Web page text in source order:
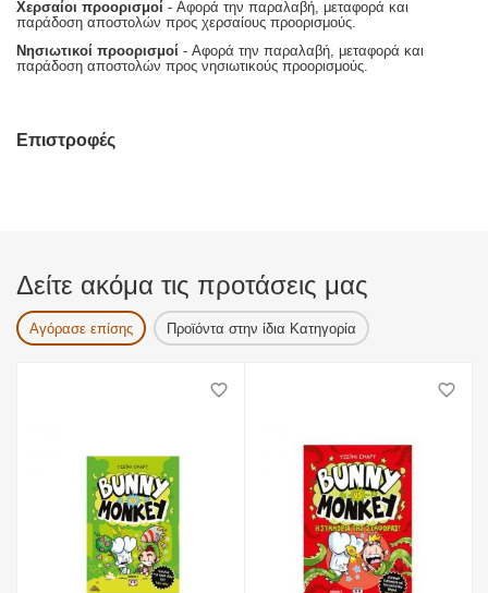
Χερσαίοι προορισμοί - Αφορά την παραλαβή, μεταφορά και
παράδοση αποστολών προς χερσαίους προορισμούς.
Νησιωτικοί προορισμοί - Αφορά την παραλαβή, μεταφορά και
παράδοση αποστολών προς νησιωτικούς προορισμούς.
Επιστροφές
Δείτε ακόμα τις προτάσεις μας
Αγόρασε επίσης Προϊόντα στην ίδια Κατηγορία